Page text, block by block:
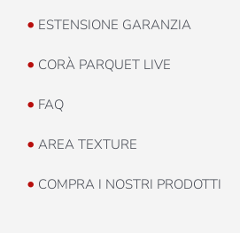
• ESTENSIONE GARANZIA
• CORÀ PARQUET LIVE
• FAQ
• AREA TEXTURE
• COMPRA I NOSTRI PRODOTTI